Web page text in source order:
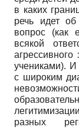
в каких
речь идет
вопрос (как
всякой
учениками). И
с широким
разных